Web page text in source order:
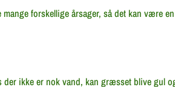
forskellige årsager, så det kan være
ikke er nok vand, kan græsset blive gul